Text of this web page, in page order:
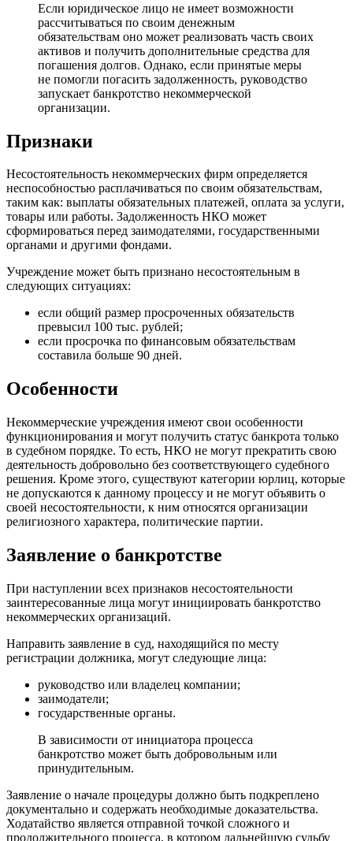
Если юридическое лицо не имеет возможности
рассчитываться по своим денежным
обязательствам оно может реализовать часть своих
активов и получить дополнительные средства для
погашения долгов. Однако, если принятые меры
не помогли погасить задолженность, руководство
запускает банкротство некоммерческой
организации.
Признаки
Несостоятельность некоммерческих фирм определяется
неспособностью расплачиваться по своим обязательствам,
таким как: выплаты обязательных платежей, оплата за услуги,
товары или работы. Задолженность НКО может
сформироваться перед заимодателями, государственными
органами и другими фондами.
Учреждение может быть признано несостоятельным в
следующих ситуациях:
если общий размер просроченных обязательств
превысил 100 тыс. рублей;
если просрочка по финансовым обязательствам
составила больше 90 дней.
Особенности
Некоммерческие учреждения имеют свои особенности
функционирования и могут получить статус банкрота только
в судебном порядке. То есть, НКО не могут прекратить свою
деятельность добровольно без соответствующего судебного
решения. Кроме этого, существуют категории юрлиц, которые
не допускаются к данному процессу и не могут объявить о
своей несостоятельности, к ним относятся организации
религиозного характера, политические партии.
Заявление о банкротстве
При наступлении всех признаков несостоятельности
заинтересованные лица могут инициировать банкротство
некоммерческих организаций.
Направить заявление в суд, находящийся по месту
регистрации должника, могут следующие лица:
руководство или владелец компании;
заимодатели;
государственные органы.
В зависимости от инициатора процесса
банкротство может быть добровольным или
принудительным.
Заявление о начале процедуры должно быть подкреплено
документально и содержать необходимые доказательства.
Ходатайство является отправной точкой сложного и
продолжительного процесса, в котором дальнейшую судьбу